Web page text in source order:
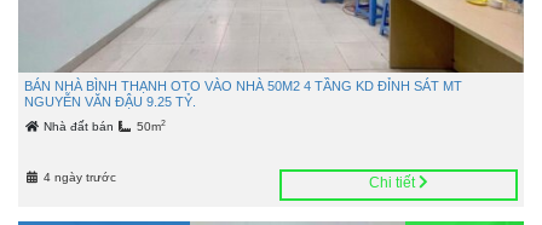
BÁN NHÀ BÌNH THẠNH OTO VÀO NHÀ 50M2 4 TẦNG KD ĐỈNH SÁT MT
NGUYỄN VĂN ĐẬU 9.25 TỶ.
Nhà đất bán 50m2
4 ngày trước Chi tiết